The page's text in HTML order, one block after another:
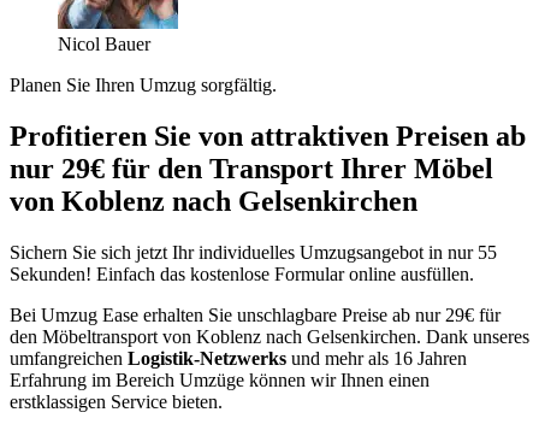
Nicol Bauer
Planen Sie Ihren Umzug sorgfältig.
Profitieren Sie von attraktiven Preisen ab
nur 29€ für den Transport Ihrer Möbel
von Koblenz nach Gelsenkirchen
Sichern Sie sich jetzt Ihr individuelles Umzugsangebot in nur 55
Sekunden! Einfach das kostenlose Formular online ausfüllen.
Bei Umzug Ease erhalten Sie unschlagbare Preise ab nur 29€ für
den Möbeltransport von Koblenz nach Gelsenkirchen. Dank unseres
umfangreichen Logistik-Netzwerks und mehr als 16 Jahren
Erfahrung im Bereich Umzüge können wir Ihnen einen
erstklassigen Service bieten.